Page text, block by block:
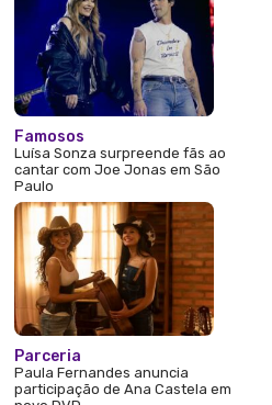
Famosos
Luísa Sonza surpreende fãs ao
cantar com Joe Jonas em São
Paulo
Parceria
Paula Fernandes anuncia
participação de Ana Castela em